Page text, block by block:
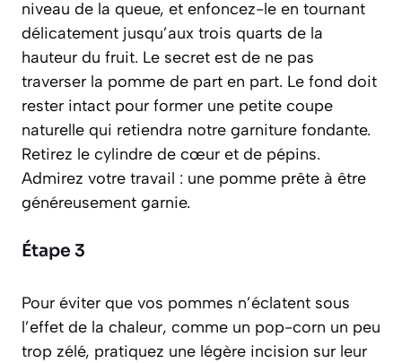
niveau de la queue, et enfoncez-le en tournant
délicatement jusqu’aux trois quarts de la
hauteur du fruit. Le secret est de ne pas
traverser la pomme de part en part. Le fond doit
rester intact pour former une petite coupe
naturelle qui retiendra notre garniture fondante.
Retirez le cylindre de cœur et de pépins.
Admirez votre travail : une pomme prête à être
généreusement garnie.
Étape 3
Pour éviter que vos pommes n’éclatent sous
l’effet de la chaleur, comme un pop-corn un peu
trop zélé, pratiquez une légère incision sur leur